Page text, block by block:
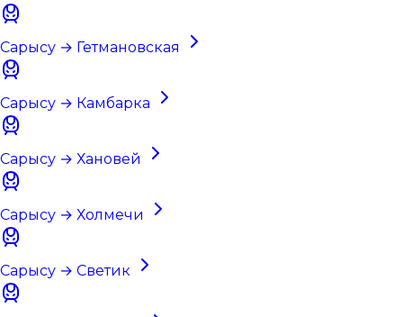
Сарысу → Гетмановская
Сарысу → Камбарка
Сарысу → Хановей
Сарысу → Холмечи
Сарысу → Светик